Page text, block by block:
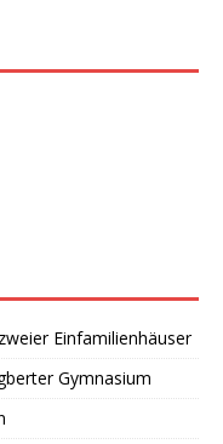
Einfamilienhäuser
Gymnasium